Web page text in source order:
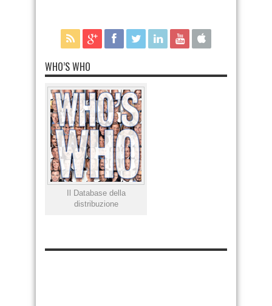
WHO’S WHO
Il Database della
distribuzione